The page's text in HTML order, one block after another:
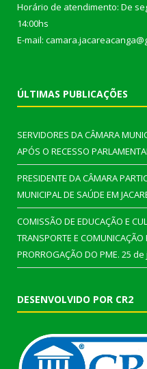
Horário de atendimento: De
14:00hs
E-mail:
ÚLTIMAS PUBLICAÇÕES
SERVIDORES DA CÂMARA
APÓS O RECESSO
PRESIDENTE DA CÂMARA
MUNICIPAL DE SAÚDE EM
COMISSÃO DE EDUCAÇÃO E
TRANSPORTE E COMUNICAÇÃO
PRORROGAÇÃO DO PME. 25 de
DESENVOLVIDO POR CR2